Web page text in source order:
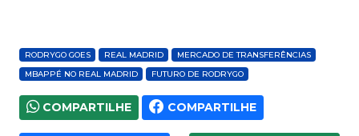
RODRYGO GOES REAL MADRID
MERCADO DE TRANSFERÊNCIAS
MBAPPÉ NO REAL MADRID
FUTURO DE RODRYGO
COMPARTILHE COMPARTILHE